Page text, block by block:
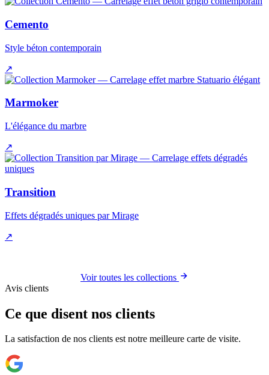
Cemento
Style béton contemporain
↗
Marmoker
L'élégance du marbre
↗
Transition
Effets dégradés uniques par Mirage
↗
Voir toutes les collections
Avis clients
Ce que disent nos clients
La satisfaction de nos clients est notre meilleure carte de visite.